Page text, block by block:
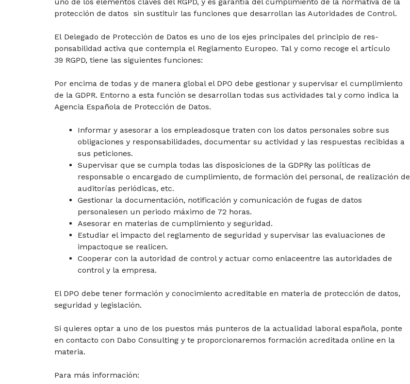
protección de datos sin sustituir las funciones que desarrollan las Autoridades de Control.
El Delegado de Protección de Datos es uno de los ejes principales del principio de res-
ponsabilidad activa que contempla el Reglamento Europeo. Tal y como recoge el artículo
39 RGPD, tiene las siguientes funciones:
Por encima de todas y de manera global el DPO debe gestionar y supervisar el cumplimiento
de la GDPR. Entorno a esta función se desarrollan todas sus actividades tal y como indica la
Agencia Española de Protección de Datos.
Informar y asesorar a los empleadosque traten con los datos personales sobre sus
obligaciones y responsabilidades, documentar su actividad y las respuestas recibidas a
sus peticiones.
Supervisar que se cumpla todas las disposiciones de la GDPRy las políticas de
responsable o encargado de cumplimiento, de formación del personal, de realización de
auditorías periódicas, etc.
Gestionar la documentación, notificación y comunicación de fugas de datos
personalesen un periodo máximo de 72 horas.
Asesorar en materias de cumplimiento y seguridad.
Estudiar el impacto del reglamento de seguridad y supervisar las evaluaciones de
impactoque se realicen.
Cooperar con la autoridad de control y actuar como enlaceentre las autoridades de
control y la empresa.
El DPO debe tener formación y conocimiento acreditable en materia de protección de datos,
seguridad y legislación.
Si quieres optar a uno de los puestos más punteros de la actualidad laboral española, ponte
en contacto con Dabo Consulting y te proporcionaremos formación acreditada online en la
materia.
Para más información: